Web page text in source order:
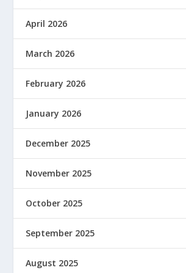
April 2026
March 2026
February 2026
January 2026
December 2025
November 2025
October 2025
September 2025
August 2025